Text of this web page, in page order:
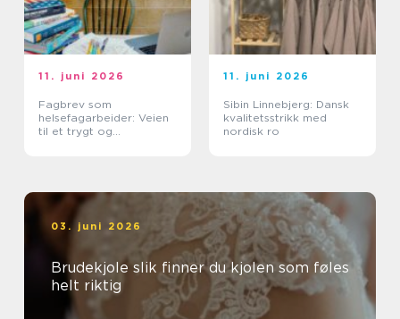
11. juni 2026
Fagbrev som
helsefagarbeider: Veien
til et trygt og
11. juni 2026
Sibin Linnebjerg: Dansk
kvalitetsstrikk med
nordisk ro
03. juni 2026
Brudekjole slik finner du kjolen som føles
helt riktig